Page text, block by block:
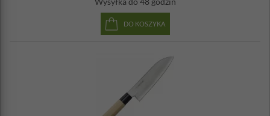
DO KOSZYKA